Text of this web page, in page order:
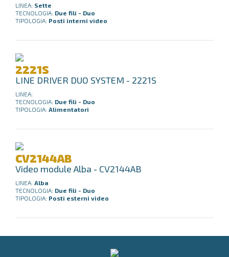
LINEA: Sette
TECNOLOGIA: Due fili - Duo
TIPOLOGIA: Posti interni video
2221S
LINE DRIVER DUO SYSTEM - 2221S
LINEA:
TECNOLOGIA: Due fili - Duo
TIPOLOGIA: Alimentatori
CV2144AB
Video module Alba - CV2144AB
LINEA: Alba
TECNOLOGIA: Due fili - Duo
TIPOLOGIA: Posti esterni video